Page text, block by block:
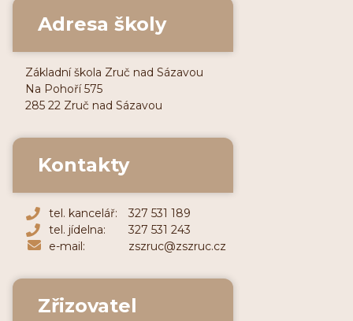
Adresa školy
Základní škola Zruč nad Sázavou
Na Pohoří 575
285 22 Zruč nad Sázavou
Kontakty
tel. kancelář:
327 531 189
tel. jídelna:
327 531 243
e-mail:
zszruc@zszruc.cz
Zřizovatel